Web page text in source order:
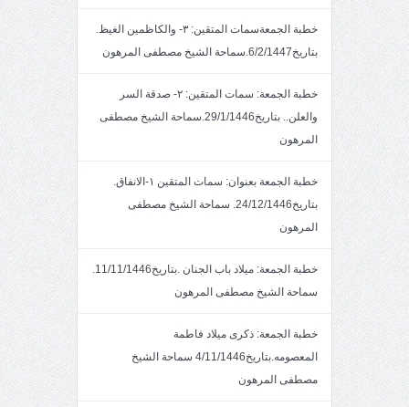
خطبة الجمعةسمات المتقين: ٣- والكاظمين الغيظ.
بتاريخ6/2/1447.سماحة الشيخ مصطفى المرهون
خطبة الجمعة: سمات المتقين: ٢- صدقة السر
والعلن.. بتاريخ29/1/1446.سماحة الشيخ مصطفى
المرهون
خطبة الجمعة بعنوان: سمات المتقين ١-الانفاق.
بتاريخ24/12/1446. سماحة الشيخ مصطفى
المرهون
خطبة الجمعة: ميلاد باب الجنان .بتاريخ11/11/1446.
سماحة الشيخ مصطفى المرهون
خطبة الجمعة: ذكرى ميلاد فاطمة
المعصومه.بتاريخ4/11/1446 سماحة الشيخ
مصطفى المرهون